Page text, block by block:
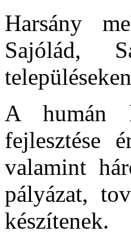
Harsány
Sajólád,
A humán
fejlesztése
valamint
pályázat,
készítenek.